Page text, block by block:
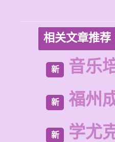
相关文章推荐
新 音乐
新 福州
新 学尤